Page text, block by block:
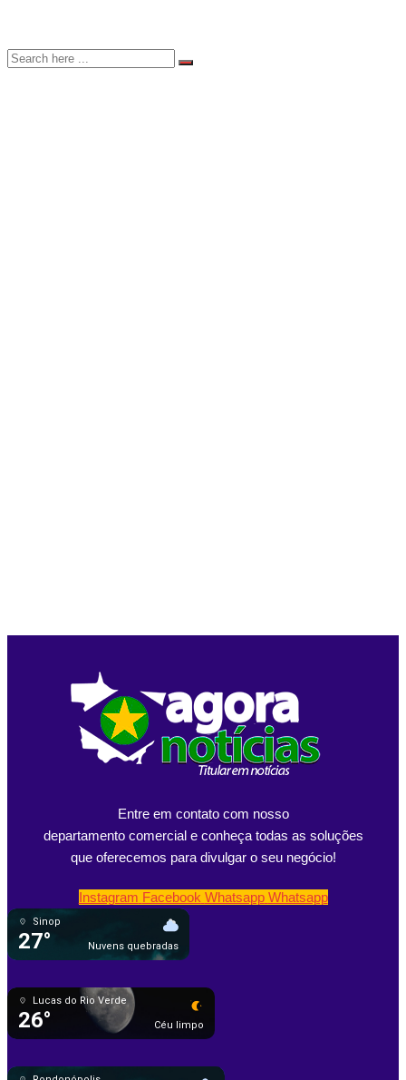
Entre em contato com nosso
departamento comercial e conheça todas as soluções
que oferecemos para divulgar o seu negócio!
Instagram Facebook Whatsapp Whatsapp
Sinop
27° Nuvens quebradas
Lucas do Rio Verde
26° Céu limpo